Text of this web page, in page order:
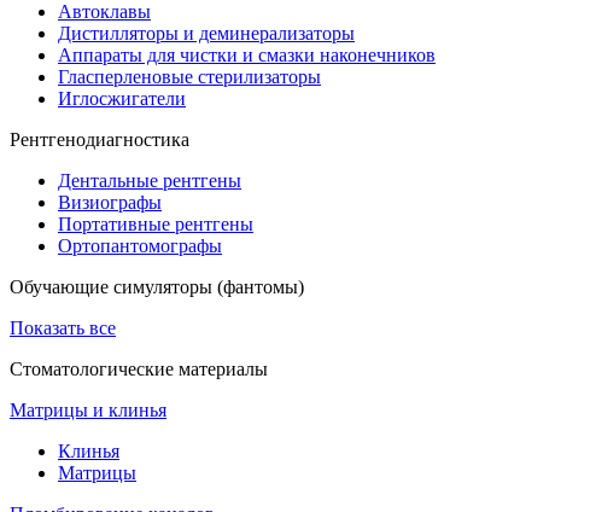
Автоклавы
Дистилляторы и деминерализаторы
Аппараты для чистки и смазки наконечников
Гласперленовые стерилизаторы
Иглосжигатели
Рентгенодиагностика
Дентальные рентгены
Визиографы
Портативные рентгены
Ортопантомографы
Обучающие симуляторы (фантомы)
Показать все
Стоматологические материалы
Матрицы и клинья
Клинья
Матрицы